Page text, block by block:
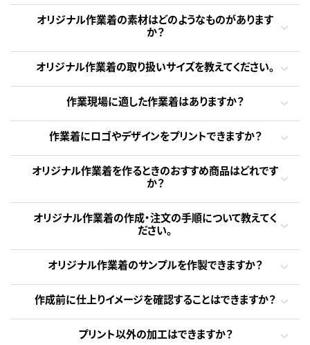
オリジナル作業着の素材はどのようなものがあります
か？
オリジナル作業着の取り扱いサイズを教えてください。
作業現場に適した作業着はありますか？
作業着にロゴやデザインをプリントできますか？
オリジナル作業着を作るときのおすすめ商品はどれです
か？
オリジナル作業着の作成・注文の手順について教えてく
ださい。
オリジナル作業着のサンプルを作製できますか？
作成前に仕上りイメージを確認することはできますか？
プリント以外の加工はできますか？